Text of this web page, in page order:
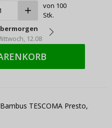
von 100
Stk.
12.08
TESCOMA Presto,